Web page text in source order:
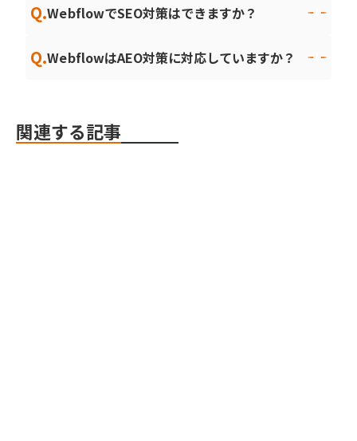
Q.WebflowでSEO対策はできますか？
Q.WebflowはAEO対策に対応していますか？
関連する記事